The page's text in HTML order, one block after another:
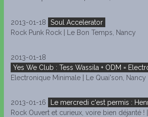
2013-01-18
Soul Accelerator
Rock Punk Rock | Le Bon Temps, Nancy
2013-01-18
Yes We Club : Tess Wassila + ODM =
Electronique Minimale | Le Quai'son, Nancy
2013-01-16
Le mercredi c'est permis :
Rock Ouvert et curieux, voire bien déjanté !